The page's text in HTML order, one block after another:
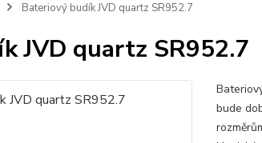
Bateriový budík JVD quartz SR952.7
JVD quartz SR952.7
bude